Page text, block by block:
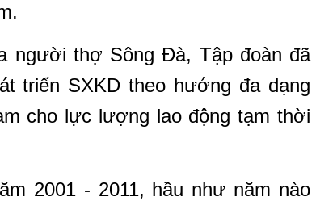
người thợ Sông Đà, Tập đoàn đã
triển SXKD theo hướng đa dạng
cho lực lượng lao động tạm thời
2001 - 2011, hầu như năm nào